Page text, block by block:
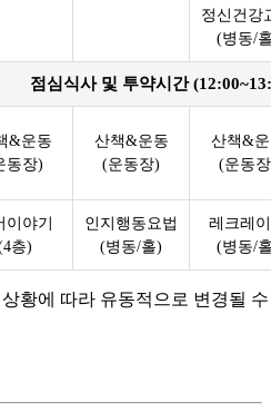
정신건강
(병동/
점심식사 및 투약시간
&운동
동장)
산책&운동
(운동장)
산책&
(운동
이야기
층)
인지행동요법
(병동/홀)
레크레
(병동/
황에 따라 유동적으로 변경될